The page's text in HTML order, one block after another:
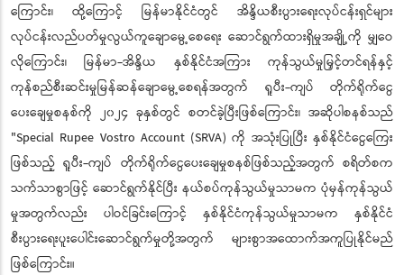
ကြောင်း၊ ထို့ကြောင့် မြန်မာနိုင်ငံတွင် အိန္ဒိယစီးပွားရေးလုပ်ငန်းရှင်များ
လုပ်ငန်းလည်ပတ်မှုလွယ်ကူချောမွေ့စေရေး ဆောင်ရွက်ထားရှိမှုအချို့ကို မျှဝေ
လိုကြောင်း၊ မြန်မာ-အိန္ဒိယ နှစ်နိုင်ငံအကြား ကုန်သွယ်မှုမြှင့်တင်ရန်နှင့်
ကုန်စည်စီးဆင်းမှုမြန်ဆန်ချောမွေ့စေရန်အတွက် ရူပီး-ကျပ် တိုက်ရိုက်ငွေ
ပေးချေမှုစနစ်ကို ၂၀၂၄ ခုနှစ်တွင် စတင်ခဲ့ပြီးဖြစ်ကြောင်း၊ အဆိုပါစနစ်သည်
"Special Rupee Vostro Account (SRVA) ကို အသုံးပြုပြီး နှစ်နိုင်ငံငွေကြေး
ဖြစ်သည့် ရူပီး-ကျပ် တိုက်ရိုက်ငွေပေးချေမှုစနစ်ဖြစ်သည့်အတွက် စရိတ်စက
သက်သာစွာဖြင့် ဆောင်ရွက်နိုင်ပြီး နယ်စပ်ကုန်သွယ်မှုသာမက ပုံမှန်ကုန်သွယ်
မှုအတွက်လည်း ပါဝင်ခြင်းကြောင့် နှစ်နိုင်ငံကုန်သွယ်မှုသာမက နှစ်နိုင်ငံ
စီးပွားရေးပူးပေါင်းဆောင်ရွက်မှုတို့အတွက် များစွာအထောက်အကူပြုနိုင်မည်
ဖြစ်ကြောင်း။